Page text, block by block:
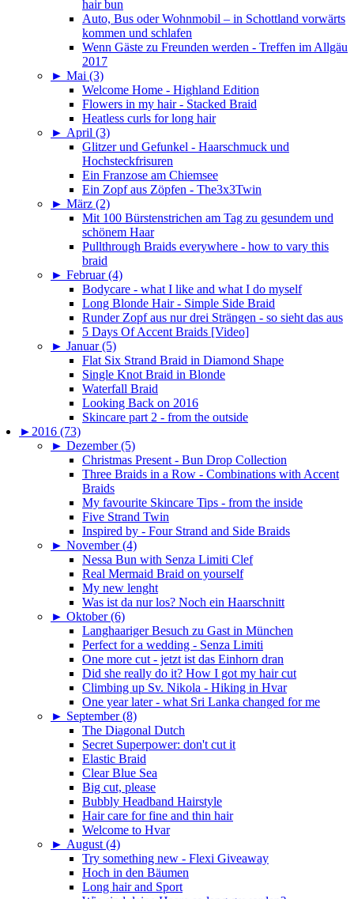
hair bun
Auto, Bus oder Wohnmobil – in Schottland vorwärts
kommen und schlafen
Wenn Gäste zu Freunden werden - Treffen im Allgäu
2017
► Mai (3)
Welcome Home - Highland Edition
Flowers in my hair - Stacked Braid
Heatless curls for long hair
► April (3)
Glitzer und Gefunkel - Haarschmuck und
Hochsteckfrisuren
Ein Franzose am Chiemsee
Ein Zopf aus Zöpfen - The3x3Twin
► März (2)
Mit 100 Bürstenstrichen am Tag zu gesundem und
schönem Haar
Pullthrough Braids everywhere - how to vary this
braid
► Februar (4)
Bodycare - what I like and what I do myself
Long Blonde Hair - Simple Side Braid
Runder Zopf aus nur drei Strängen - so sieht das aus
5 Days Of Accent Braids [Video]
► Januar (5)
Flat Six Strand Braid in Diamond Shape
Single Knot Braid in Blonde
Waterfall Braid
Looking Back on 2016
Skincare part 2 - from the outside
► 2016 (73)
► Dezember (5)
Christmas Present - Bun Drop Collection
Three Braids in a Row - Combinations with Accent
Braids
My favourite Skincare Tips - from the inside
Five Strand Twin
Inspired by - Four Strand and Side Braids
► November (4)
Nessa Bun with Senza Limiti Clef
Real Mermaid Braid on yourself
My new lenght
Was ist da nur los? Noch ein Haarschnitt
► Oktober (6)
Langhaariger Besuch zu Gast in München
Perfect for a wedding - Senza Limiti
One more cut - jetzt ist das Einhorn dran
Did she really do it? How I got my hair cut
Climbing up Sv. Nikola - Hiking in Hvar
One year later - what Sri Lanka changed for me
► September (8)
The Diagonal Dutch
Secret Superpower: don't cut it
Elastic Braid
Clear Blue Sea
Big cut, please
Bubbly Headband Hairstyle
Hair care for fine and thin hair
Welcome to Hvar
► August (4)
Try something new - Flexi Giveaway
Hoch in den Bäumen
Long hair and Sport